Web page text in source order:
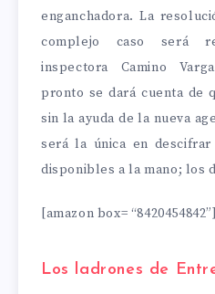
enganchadora. La
complejo caso será
inspectora Camino
pronto se dará cuenta de
sin la ayuda de la nueva
será la única en
disponibles a la mano; los
[amazon box= “8420454842”]
Los ladrones de